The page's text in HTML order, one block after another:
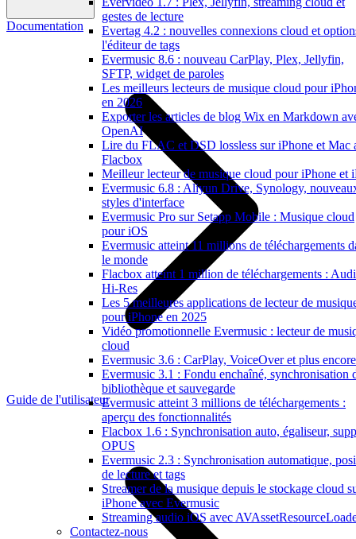
gestes de lecture
Evertag 4.2 : nouvelles connexions cloud et
l'éditeur de tags
Evermusic 8.6 : nouveau CarPlay, Plex, Jellyfin,
SFTP, widget de paroles
Les meilleurs lecteurs de musique cloud pour
en 2026
Exporter les articles de blog Wix en Markdown
OpenAI
Lire du FLAC et DSD lossless sur iPhone et Mac
Flacbox
Meilleur lecteur de musique cloud pour iPhone et
Evermusic 6.8 : Aliyun Drive, Synology,
styles d'interface
Evermusic Pro sur Setapp Mobile : Musique cloud
pour iOS
Evermusic atteint 11 millions de téléchargements
le monde
Flacbox atteint 1 million de téléchargements :
Hi-Res
Les 5 meilleures applications de lecteur de
pour iPhone en 2025
Vidéo promotionnelle Evermusic : lecteur de
cloud
Evermusic 3.6 : CarPlay, VoiceOver et plus encore
Evermusic 3.1 : Fondu enchaîné, synchronisation
bibliothèque et sauvegarde
Evermusic atteint 3 millions de téléchargements :
aperçu des fonctionnalités
Flacbox 1.6 : Synchronisation auto, égaliseur,
OPUS
Evermusic 2.3 : Synchronisation automatique,
de lecture et tags
Streamer de la musique depuis le stockage cloud
iPhone avec Evermusic
Streaming audio iOS avec
Contactez-nous
Documentation
Guide de l'utilisateur